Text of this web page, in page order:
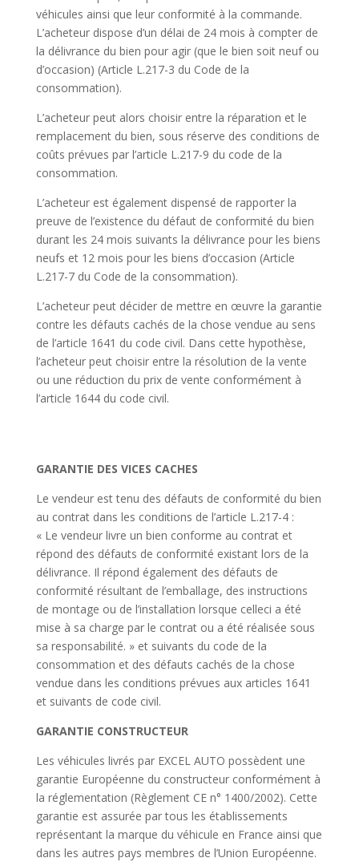
véhicules ainsi que leur conformité à la commande.
L’acheteur dispose d’un délai de 24 mois à compter de
la délivrance du bien pour agir (que le bien soit neuf ou
d’occasion) (Article L.217-3 du Code de la
consommation).
L’acheteur peut alors choisir entre la réparation et le
remplacement du bien, sous réserve des conditions de
coûts prévues par l’article L.217-9 du code de la
consommation.
L’acheteur est également dispensé de rapporter la
preuve de l’existence du défaut de conformité du bien
durant les 24 mois suivants la délivrance pour les biens
neufs et 12 mois pour les biens d’occasion (Article
L.217-7 du Code de la consommation).
L’acheteur peut décider de mettre en œuvre la garantie
contre les défauts cachés de la chose vendue au sens
de l’article 1641 du code civil. Dans cette hypothèse,
l’acheteur peut choisir entre la résolution de la vente
ou une réduction du prix de vente conformément à
l’article 1644 du code civil.
GARANTIE DES VICES CACHES
Le vendeur est tenu des défauts de conformité du bien
au contrat dans les conditions de l’article L.217-4 :
« Le vendeur livre un bien conforme au contrat et
répond des défauts de conformité existant lors de la
délivrance. Il répond également des défauts de
conformité résultant de l’emballage, des instructions
de montage ou de l’installation lorsque celleci a été
mise à sa charge par le contrat ou a été réalisée sous
sa responsabilité. » et suivants du code de la
consommation et des défauts cachés de la chose
vendue dans les conditions prévues aux articles 1641
et suivants de code civil.
GARANTIE CONSTRUCTEUR
Les véhicules livrés par EXCEL AUTO possèdent une
garantie Européenne du constructeur conformément à
la réglementation (Règlement CE n° 1400/2002). Cette
garantie est assurée par tous les établissements
représentant la marque du véhicule en France ainsi que
dans les autres pays membres de l’Union Européenne.